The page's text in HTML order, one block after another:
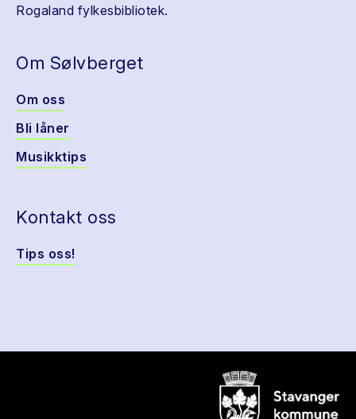
Rogaland fylkesbibliotek.
Om Sølvberget
Om oss
Bli låner
Musikktips
Kontakt oss
Tips oss!